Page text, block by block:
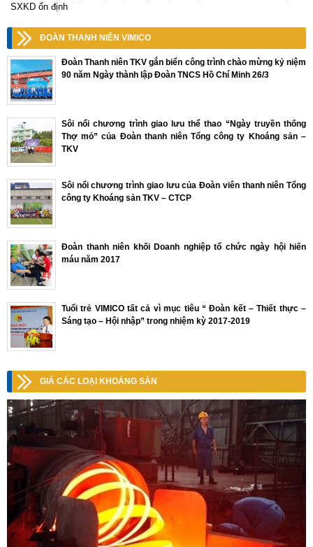
SXKD ổn định
ĐOÀN THANH NIÊN VIMICO
Đoàn Thanh niên TKV gắn biển công trình chào mừng kỷ niệm
90 năm Ngày thành lập Đoàn TNCS Hồ Chí Minh 26/3
Sôi nổi chương trình giao lưu thể thao “Ngày truyền thống
Thợ mỏ” của Đoàn thanh niên Tổng công ty Khoáng sản –
TKV
Sôi nổi chương trình giao lưu của Đoàn viên thanh niên Tổng
công ty Khoáng sản TKV – CTCP
Đoàn thanh niên khối Doanh nghiệp tổ chức ngày hội hiến
máu năm 2017
Tuổi trẻ VIMICO tất cả vì mục tiêu “ Đoàn kết – Thiết thực –
Sáng tạo – Hội nhập” trong nhiệm kỳ 2017-2019
GIÁ CÁC LOẠI KHOÁNG SẢN